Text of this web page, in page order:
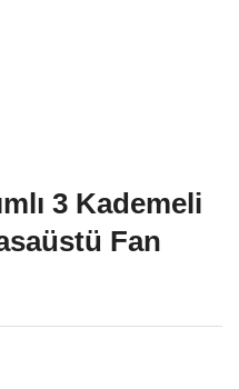
3 Kademeli
Fan